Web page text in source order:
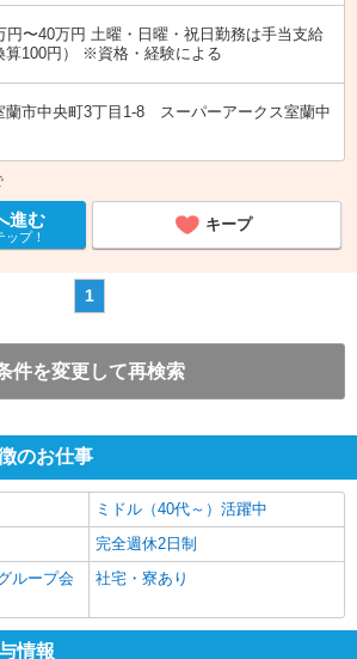
円〜40万円 土曜・日曜・祝日勤務は手当支給
算100円） ※資格・経験による
蘭市中央町3丁目1-8 スーパーアークス室蘭中
進む
プ！
キープ
1
件を変更して再検索
のお仕事
ミドル（40代～）活躍中
完全週休2日制
ループ会
社宅・寮あり
情報